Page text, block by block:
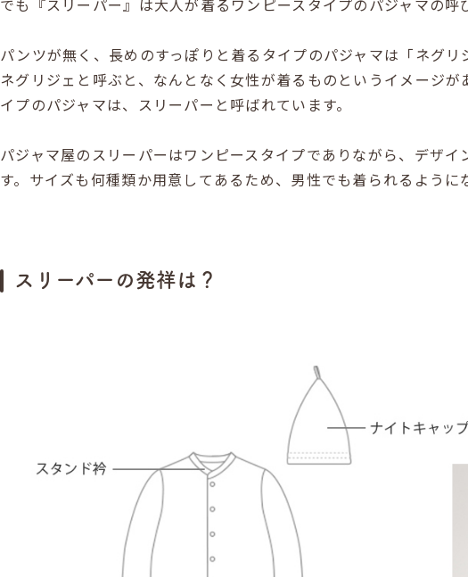
パンツが無く、長めのすっぽりと着るタイプのパジャマは「ネグリ
ネグリジェと呼ぶと、なんとなく女性が着るものというイメージ
イプのパジャマは、スリーパーと呼ばれています。
パジャマ屋のスリーパーはワンピースタイプでありながら、デザ
す。サイズも何種類か用意してあるため、男性でも着られるように
スリーパーの発祥は？